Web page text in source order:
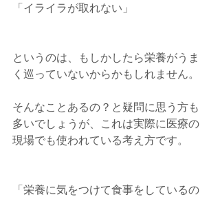
「イライラが取れない」
というのは、もしかしたら栄養がうま
く巡っていないからかもしれません。
そんなことあるの？と疑問に思う方も
多いでしょうが、これは実際に医療の
現場でも使われている考え方です。
「栄養に気をつけて食事をしているの